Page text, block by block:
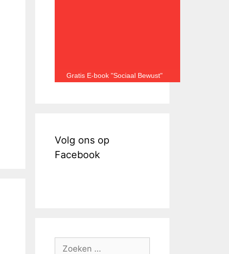
Gratis E-book "Sociaal Bewust"
Volg ons op
Facebook
Zoek